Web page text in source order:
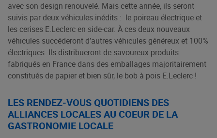
avec son design renouvelé. Mais cette année, ils seront
suivis par deux véhicules inédits : le poireau électrique et
les cerises E.Leclerc en side-car. À ces deux nouveaux
véhicules succéderont d’autres véhicules généreux et 100%
électriques. Ils distribueront de savoureux produits
fabriqués en France dans des emballages majoritairement
constitués de papier et bien sûr, le bob à pois E.Leclerc !
LES RENDEZ-VOUS QUOTIDIENS DES
ALLIANCES LOCALES AU COEUR DE LA
GASTRONOMIE LOCALE